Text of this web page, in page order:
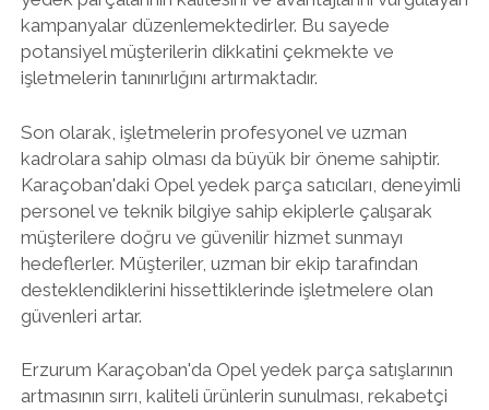
kampanyalar düzenlemektedirler. Bu sayede
potansiyel müşterilerin dikkatini çekmekte ve
işletmelerin tanınırlığını artırmaktadır.
Son olarak, işletmelerin profesyonel ve uzman
kadrolara sahip olması da büyük bir öneme sahiptir.
Karaçoban'daki Opel yedek parça satıcıları, deneyimli
personel ve teknik bilgiye sahip ekiplerle çalışarak
müşterilere doğru ve güvenilir hizmet sunmayı
hedeflerler. Müşteriler, uzman bir ekip tarafından
desteklendiklerini hissettiklerinde işletmelere olan
güvenleri artar.
Erzurum Karaçoban'da Opel yedek parça satışlarının
artmasının sırrı, kaliteli ürünlerin sunulması, rekabetçi